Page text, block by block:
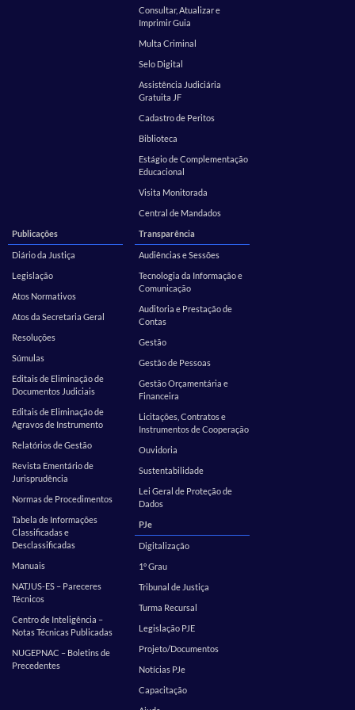
Consultar, Atualizar e
Imprimir Guia
Multa Criminal
Selo Digital
Assistência Judiciária
Gratuita JF
Cadastro de Peritos
Biblioteca
Estágio de Complementação
Educacional
Visita Monitorada
Central de Mandados
Publicações
Diário da Justiça
Legislação
Atos Normativos
Atos da Secretaria Geral
Resoluções
Súmulas
Editais de Eliminação de
Documentos Judiciais
Editais de Eliminação de
Agravos de Instrumento
Relatórios de Gestão
Revista Ementário de
Jurisprudência
Normas de Procedimentos
Tabela de Informações
Classificadas e
Desclassificadas
Manuais
NATJUS-ES – Pareceres
Técnicos
Centro de Inteligência –
Notas Técnicas Publicadas
NUGEPNAC – Boletins de
Precedentes
Transparência
Audiências e Sessões
Tecnologia da Informação e
Comunicação
Auditoria e Prestação de
Contas
Gestão
Gestão de Pessoas
Gestão Orçamentária e
Financeira
Licitações, Contratos e
Instrumentos de Cooperação
Ouvidoria
Sustentabilidade
Lei Geral de Proteção de
Dados
PJe
Digitalização
1º Grau
Tribunal de Justiça
Turma Recursal
Legislação PJE
Projeto/Documentos
Notícias PJe
Capacitação